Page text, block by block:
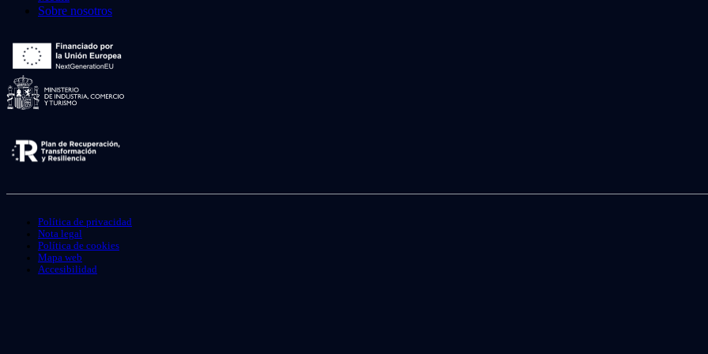
Sobre nosotros
Política de privacidad
Nota legal
Política de cookies
Mapa web
Accesibilidad